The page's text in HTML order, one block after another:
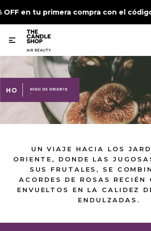
en tu primera compra con el

UN VIAJE HACIA LOS
ORIENTE, DONDE LAS
SUS FRUTALES, SE
ACORDES DE ROSAS RECIÉN
ENVUELTOS EN LA CALIDEZ
ENDULZADAS.